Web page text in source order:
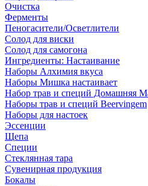
Очистка
Ферменты
Пеногасители/Осветлители
Солод для виски
Солод для самогона
Ингредиенты: Настаивание
Наборы Алхимия вкуса
Наборы Мишка настаивает
Набор трав и специй Домашняя
Наборы трав и специй Beervingem
Наборы для настоек
Эссенции
Щепа
Специи
Стеклянная тара
Сувенирная продукция
Бокалы